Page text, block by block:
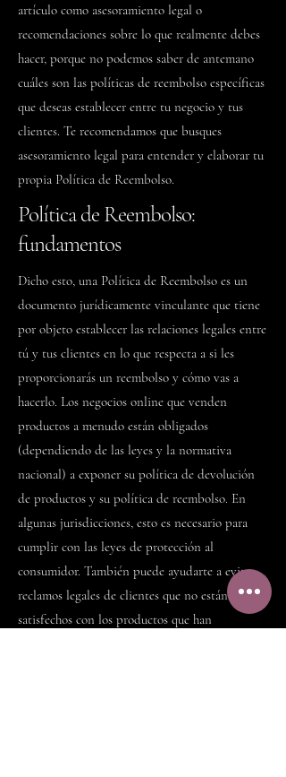
artículo como asesoramiento legal o
recomendaciones sobre lo que realmente debes
hacer, porque no podemos saber de antemano
cuáles son las políticas de reembolso específicas
que deseas establecer entre tu negocio y tus
clientes. Te recomendamos que busques
asesoramiento legal para entender y elaborar tu
propia Política de Reembolso.
Política de Reembolso:
fundamentos
Dicho esto, una Política de Reembolso es un
documento jurídicamente vinculante que tiene
por objeto establecer las relaciones legales entre
tú y tus clientes en lo que respecta a si les
proporcionarás un reembolso y cómo vas a
hacerlo. Los negocios online que venden
productos a menudo están obligados
(dependiendo de las leyes y la normativa
nacional) a exponer su política de devolución
de productos y su política de reembolso. En
algunas jurisdicciones, esto es necesario para
cumplir con las leyes de protección al
consumidor. También puede ayudarte a evitar
reclamos legales de clientes que no están
satisfechos con los productos que han